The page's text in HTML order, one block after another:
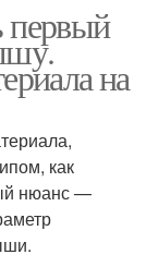
профнастила
первый
на
как
нюанс —